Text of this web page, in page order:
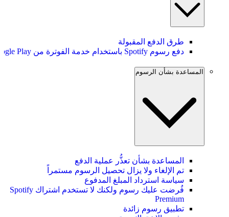
طرق الدفع المقبولة
دفع رسوم Spotify باستخدام خدمة الفوترة من Google Play
المساعدة بشأن الرسوم
المساعدة بشأن تعذُّر عملية الدفع
تم الإلغاء ولا يزال تحصيل الرسوم مستمراً
سياسة استرداد المبلغ المدفوع
فُرضت عليك رسوم ولكنك لا تستخدم اشتراك Spotify
Premium
تطبيق رسوم زائدة